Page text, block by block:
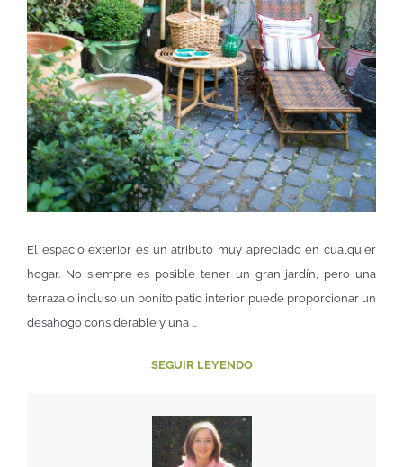
El espacio exterior es un atributo muy apreciado en cualquier
hogar. No siempre es posible tener un gran jardín, pero una
terraza o incluso un bonito patio interior puede proporcionar un
desahogo considerable y una …
SEGUIR LEYENDO